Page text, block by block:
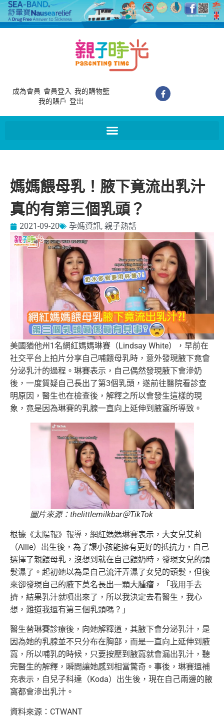
成為會員 會員登入 我的購物籃
我的賬戶 登出
媽媽餵母乳！腋下竟流出乳汁
真的有第三個乳頭？
2021-09-20 孕媽資訊, 親子熱話
美國猶他州1名網紅媽媽琳賽（Lindsay White），早前在
社交平台上拍片分享自己哺餵母乳時，意外發現腋下竟會
分泌乳汁的過程。琳賽表示，自己偶然發現腋下會滲奶
後，一度質疑自己長出了第3個乳頭，遂前往醫院看診查
明原因，醫生也在檢查後，解釋之所以會發生這樣的現
象，竟是因為琳賽的乳腺一直向上延伸到腋窩所導致。
圖片來源：thelittlemilkbar＠TikTok
根據《太陽報》報導，網紅媽媽琳賽表示，大女兒艾莉
（Allie）出生後，為了讓小孩能擁有更好的抵抗力，自己
選擇了親餵母乳，沒想到就在自己餵奶時，發現女兒的頭
髮濕了。起初她以為是自己流汗弄濕了女兒的頭髮，但後
來卻發現自己的腋下莫名長出一顆大腫瘤，「我用手去
擠，結果乳汁就噴出來了，所以我決定去看醫生，我心
想，難道我還有第三個乳頭嗎？」
醫生替琳賽診療後，向她解釋道，其腋下會分泌乳汁，是
因為她的乳腺並不只分布在胸部，而是一直向上延伸到腋
窩，所以哺乳的時候，只要按壓到腋窩就會漏出乳汁，聽
完醫生的解釋，瞬間讓她感到相當驚奇。事後，琳賽還補
充表示，自兒子科達（Koda）出生後，現在自己兩邊的腋
窩都會滲出乳汁。
資料來源：CTWANT